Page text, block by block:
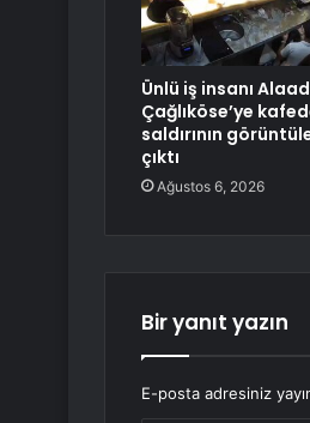
Ünlü iş insanı
Çağlıköse’ye
saldırının
çıktı
Ağustos 6, 2026
Bir yanıt yazın
E-posta adresiniz